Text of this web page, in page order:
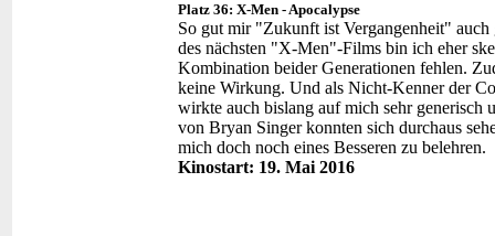
Platz 36: X-Men - Apocalypse
So gut mir "Zukunft ist Vergangenheit" auch
des nächsten "X-Men"-Films bin ich eher
Kombination beider Generationen fehlen.
keine Wirkung. Und als Nicht-Kenner der
wirkte auch bislang auf mich sehr generisch
von Bryan Singer konnten sich durchaus
mich doch noch eines Besseren zu belehren.
Kinostart: 19. Mai 2016